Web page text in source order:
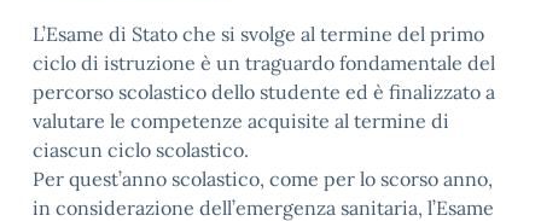
L’Esame di Stato che si svolge al termine del primo
ciclo di istruzione è un traguardo fondamentale del
percorso scolastico dello studente ed è finalizzato a
valutare le competenze acquisite al termine di
ciascun ciclo scolastico.
Per quest’anno scolastico, come per lo scorso anno,
in considerazione dell’emergenza sanitaria, l’Esame